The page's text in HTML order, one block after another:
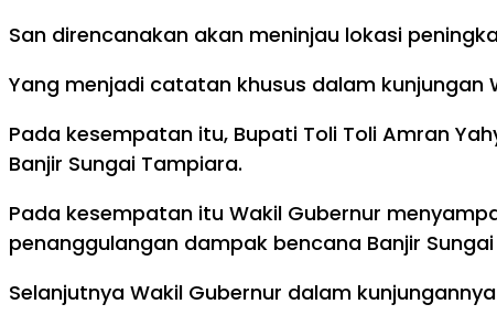
San direncanakan akan meninjau lokasi
Yang menjadi catatan khusus dalam kunjungan
Pada kesempatan itu, Bupati Toli Toli Amran
Banjir Sungai Tampiara.
Pada kesempatan itu Wakil Gubernur
penanggulangan dampak bencana Banjir
Selanjutnya Wakil Gubernur dalam